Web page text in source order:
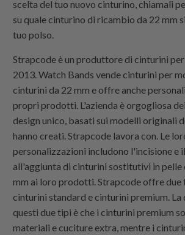
scelta del tuo nuovo cinturino, chiamali
su quale cinturino di ricambio da 22 mm
tuo polso.
Strapcode è un produttore di cinturini
2013. Watch Bands vende cinturini per
cinturini da 22 mm e offre anche
propri prodotti. L'azienda è orgogliosa
design unico, basati sui modelli originali
hanno creati. Strapcode lavora con. Le
personalizzazioni includono l'incisione e
all'aggiunta di cinturini sostitutivi in ​​pelle
mm ai loro prodotti. Strapcode offre due
cinturini standard e cinturini premium.
questi due tipi è che i cinturini premium
materiali e cuciture extra, mentre i